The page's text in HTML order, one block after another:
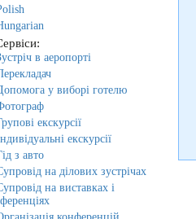
в аеропорті
у виборі готелю
екскурсії
екскурсії
з авто
на ділових зустрічах
на виставках і